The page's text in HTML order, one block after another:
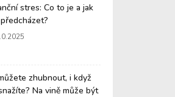
stres: Co to je a jak
zhubnout, i když
Na vině může být